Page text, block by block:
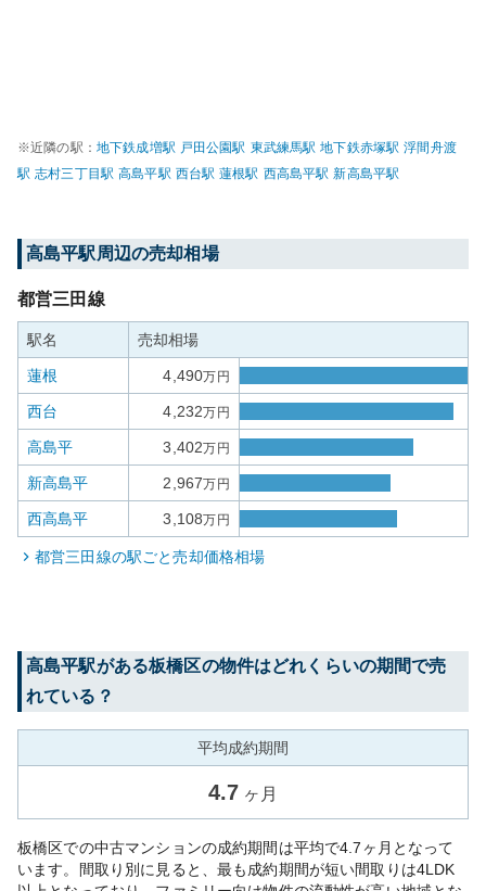
※近隣の駅： 地下鉄成増駅 戸田公園駅 東武練馬駅 地下鉄赤塚駅 浮間舟渡
駅 志村三丁目駅 高島平駅 西台駅 蓮根駅 西高島平駅 新高島平駅
高島平駅周辺の売却相場
都営三田線
駅名 売却相場
蓮根 4,490万円
西台 4,232万円
高島平 3,402万円
新高島平 2,967万円
西高島平 3,108万円
都営三田線の駅ごと売却価格相場
高島平駅がある板橋区の物件はどれくらいの期間で売
れている？
平均成約期間
4.7 ヶ月
板橋区での中古マンションの成約期間は平均で4.7ヶ月となって
います。間取り別に見ると、最も成約期間が短い間取りは4LDK